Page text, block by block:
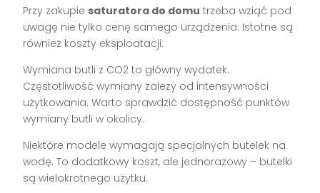
Przy zakupie saturatora do domu trzeba wziąć pod
uwagę nie tylko cenę samego urządzenia. Istotne są
również koszty eksploatacji:
Wymiana butli z CO2 to główny wydatek.
Częstotliwość wymiany zależy od intensywności
użytkowania. Warto sprawdzić dostępność punktów
wymiany butli w okolicy.
Niektóre modele wymagają specjalnych butelek na
wodę. To dodatkowy koszt, ale jednorazowy – butelki
są wielokrotnego użytku.